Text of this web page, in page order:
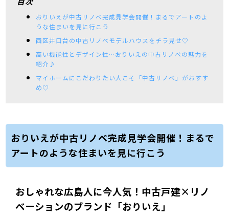
おりいえが中古リノベ完成見学会開催！まるでアートのよ
うな住まいを見に行こう
西区井口台の中古リノベモデルハウスをチラ見せ♡
高い機能性とデザイン性…おりいえの中古リノベの魅力を
紹介♪
マイホームにこだわりたい人こそ「中古リノベ」がおすす
め♡
おりいえが中古リノベ完成見学会開催！まるで
アートのような住まいを見に行こう
おしゃれな広島人に今人気！中古戸建×リノ
ベーションのブランド「おりいえ」